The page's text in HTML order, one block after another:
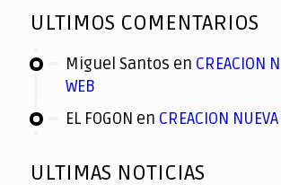
ULTIMOS COMENTARIOS
Miguel Santos en CREACION
WEB
EL FOGON en CREACION
ULTIMAS NOTICIAS